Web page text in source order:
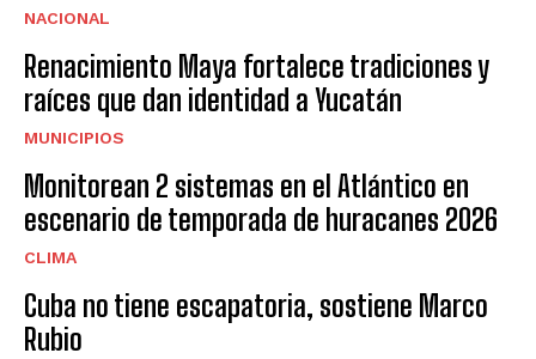
NACIONAL
Renacimiento Maya fortalece tradiciones y
raíces que dan identidad a Yucatán
MUNICIPIOS
Monitorean 2 sistemas en el Atlántico en
escenario de temporada de huracanes 2026
CLIMA
Cuba no tiene escapatoria, sostiene Marco
Rubio